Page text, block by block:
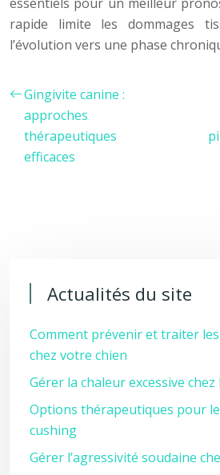
rapide limite les dommages
l’évolution vers une phase
Gingivite canine :
approches
thérapeutiques
efficaces
Actualités du site
Comment prévenir et traiter
chez votre chien
Gérer la chaleur excessive chez
Options thérapeutiques pour
cushing
Gérer l’agressivité soudaine